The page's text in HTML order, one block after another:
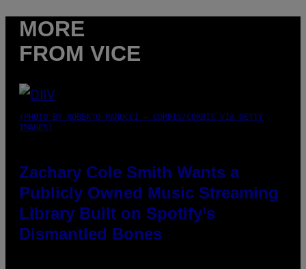
MORE
FROM VICE
(PHOTO BY ROBERTO PANUCCI – CORBIS/CORBIS VIA GETTY
IMAGES)
Zachary Cole Smith Wants a
Publicly Owned Music Streaming
Library Built on Spotify’s
Dismantled Bones